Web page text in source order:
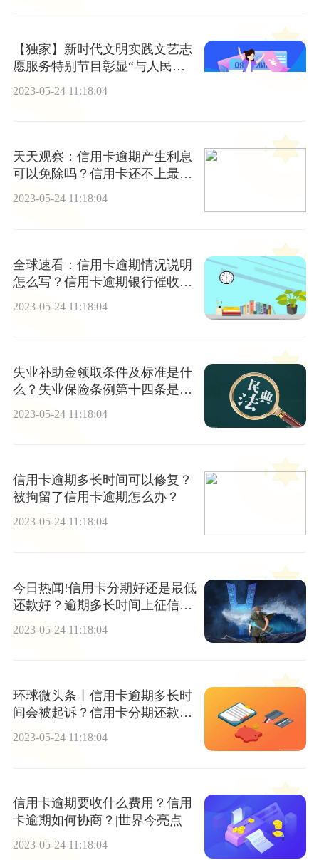
【独家】新时代文明实践文艺志
愿服务特别节目彰显“与人民同
2023-05-24 11:18:04
天天观察：信用卡逾期产生利息
可以免除吗？信用卡还不上最好
的解决办法
2023-05-24 11:18:04
全球速看：信用卡逾期情况说明
怎么写？信用卡逾期银行催收流
2023-05-24 11:18:04
失业补助金领取条件及标准是什
么？失业保险条例第十四条是什
2023-05-24 11:18:04
信用卡逾期多长时间可以修复？
被拘留了信用卡逾期怎么办？
2023-05-24 11:18:04
今日热闻!信用卡分期好还是最低
还款好？逾期多长时间上征信黑
2023-05-24 11:18:04
环球微头条丨信用卡逾期多长时
间会被起诉？信用卡分期还款利
息高吗？
2023-05-24 11:18:04
信用卡逾期要收什么费用？信用
卡逾期如何协商？|世界今亮点
2023-05-24 11:18:04